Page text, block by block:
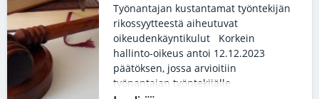
Työnantajan kustantamat työntekijän
rikossyytteestä aiheutuvat
oikeudenkäyntikulut Korkein
hallinto-oikeus antoi 12.12.2023
päätöksen, jossa arvioitiin
työnantajan työntekijälle